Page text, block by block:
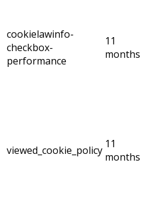
cookielawinfo-
checkbox-
performance
11
months
viewed_cookie_policy 11
months